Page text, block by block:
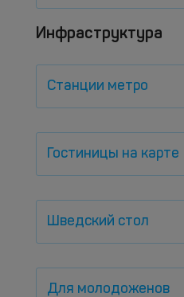
Инфраструктура
Станции метро
Гостиницы на карте
Шведский стол
Для молодоженов